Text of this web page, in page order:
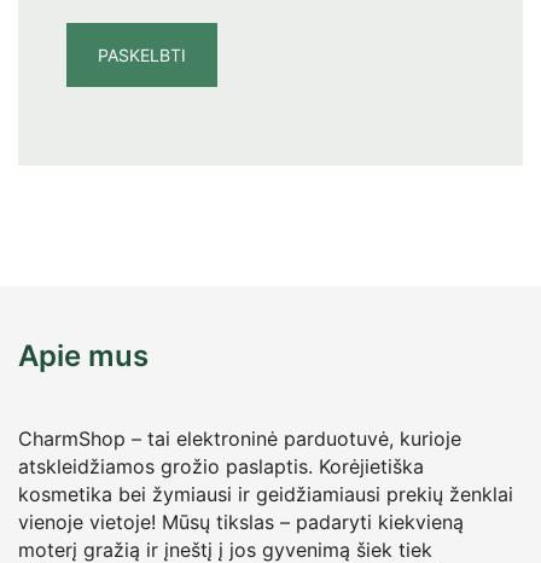
Apie mus
CharmShop – tai elektroninė parduotuvė, kurioje
atskleidžiamos grožio paslaptis. Korėjietiška
kosmetika bei žymiausi ir geidžiamiausi prekių ženklai
vienoje vietoje! Mūsų tikslas – padaryti kiekvieną
moterį gražią ir įneštį į jos gyvenimą šiek tiek